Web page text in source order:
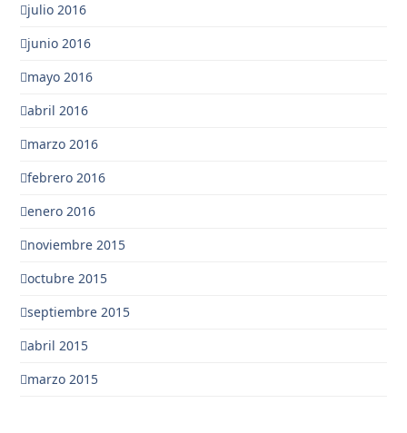
julio 2016
junio 2016
mayo 2016
abril 2016
marzo 2016
febrero 2016
enero 2016
noviembre 2015
octubre 2015
septiembre 2015
abril 2015
marzo 2015